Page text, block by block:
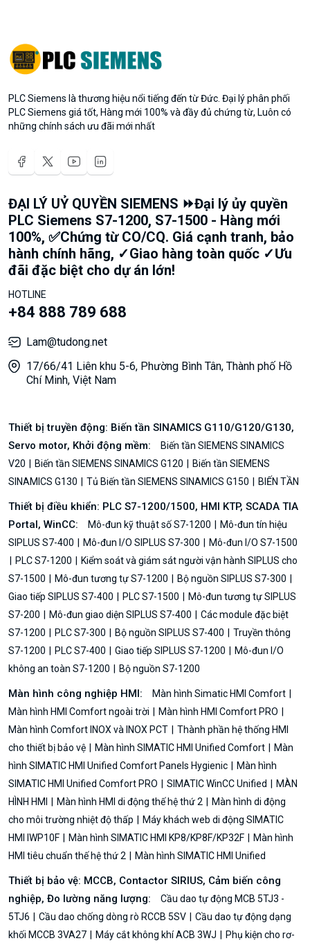
PLC Siemens là thương hiệu nổi tiếng đến từ Đức. Đại lý phân phối
PLC Siemens giá tốt, Hàng mới 100% và đầy đủ chứng từ, Luôn có
những chính sách ưu đãi mới nhất
ĐẠI LÝ UỶ QUYỀN SIEMENS ⏩Đại lý ủy quyền
PLC Siemens S7-1200, S7-1500 - Hàng mới
100%, ✅Chứng từ CO/CQ. Giá cạnh tranh, bảo
hành chính hãng, ✓Giao hàng toàn quốc ✓Ưu
đãi đặc biệt cho dự án lớn!
HOTLINE
+84 888 789 688
Lam@tudong.net
17/66/41 Liên khu 5-6, Phường Bình Tân, Thành phố Hồ
Chí Minh, Việt Nam
Thiết bị truyền động: Biến tần SINAMICS G110/G120/G130,
Servo motor, Khởi động mềm:
Biến tần SIEMENS SINAMICS
V20
Biến tần SIEMENS SINAMICS G120
Biến tần SIEMENS
SINAMICS G130
Tủ Biến tần SIEMENS SINAMICS G150 BIẾN TẦN
Thiết bị điều khiển: PLC S7-1200/1500, HMI KTP, SCADA TIA
Portal, WinCC:
Mô-đun kỹ thuật số S7-1200
Mô-đun tín hiệu
SIPLUS S7-400
Mô-đun I/O SIPLUS S7-300
Mô-đun I/O S7-1500
PLC S7-1200
Kiểm soát và giám sát người vận hành SIPLUS cho
S7-1500
Mô-đun tương tự S7-1200
Bộ nguồn SIPLUS S7-300
Giao tiếp SIPLUS S7-400
PLC S7-1500
Mô-đun tương tự SIPLUS
S7-200
Mô-đun giao diện SIPLUS S7-400
Các module đặc biệt
S7-1200
PLC S7-300 Bộ nguồn SIPLUS S7-400
Truyền thông
S7-1200
PLC S7-400 Giao tiếp SIPLUS S7-1200
Mô-đun I/O
không an toàn S7-1200
Bộ nguồn S7-1200
Màn hình công nghiệp HMI:
Màn hình Simatic HMI Comfort
Màn hình HMI Comfort ngoài trời
Màn hình HMI Comfort PRO
Màn hình Comfort INOX và INOX PCT
Thành phần hệ thống HMI
cho thiết bị bảo vệ
Màn hình SIMATIC HMI Unified Comfort
Màn
hình SIMATIC HMI Unified Comfort Panels Hygienic
Màn hình
SIMATIC HMI Unified Comfort PRO
SIMATIC WinCC Unified
MÀN
HÌNH HMI
Màn hình HMI di động thế hệ thứ 2
Màn hình di động
cho môi trường nhiệt độ thấp
Máy khách web di động SIMATIC
HMI IWP10F
Màn hình SIMATIC HMI KP8/KP8F/KP32F
Màn hình
HMI tiêu chuẩn thế hệ thứ 2
Màn hình SIMATIC HMI Unified
Thiết bị bảo vệ: MCCB, Contactor SIRIUS, Cảm biến công
nghiệp, Đo lường năng lượng:
Cầu dao tự động MCB 5TJ3 -
5TJ6
Cầu dao chống dòng rò RCCB 5SV
Cầu dao tự động dạng
khối MCCB 3VA27
Máy cắt không khí ACB 3WJ
Phụ kiện cho rơ-